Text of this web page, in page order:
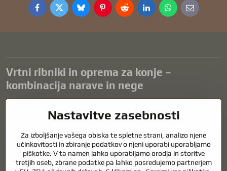
FacebookTwitterBlueskyPinterestRedditLinkedInWhatsApp
E-
mail
Vrtni ribniki in oprema za konje –
kombinacija narave in nege
harmonično okolje za sprostitev in življenje vodnih živali. Pravilna
čisto vodo in zdrav ribnik skozi vse leto. Enako pomembna je skrb za
živali, ki so del našega življenja.
Konji potrebujejo kakovostno jahalno opremo, pravilno prehrano in
Nastavitve zasebnosti
Za izboljšanje vašega obiska te spletne strani, analizo njene
učinkovitosti in zbiranje podatkov o njeni uporabi uporabljamo
piškotke. V ta namen lahko uporabljamo orodja in storitve
tretjih oseb, zbrane podatke pa lahko posredujemo partnerjem